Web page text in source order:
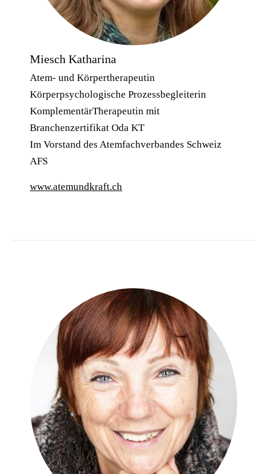
Miesch Katharina
Atem- und Körpertherapeutin
Körperpsychologische Prozessbegleiterin
KomplementärTherapeutin mit
Branchenzertifikat Oda KT
Im Vorstand des Atemfachverbandes Schweiz
AFS
www.atemundkraft.ch